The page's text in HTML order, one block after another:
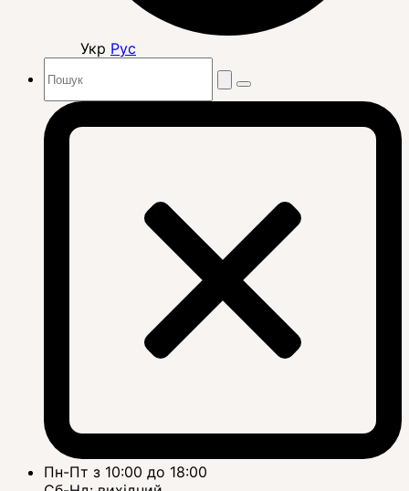
Укр Рус
Пн-Пт з 10:00 до 18:00